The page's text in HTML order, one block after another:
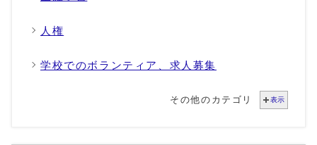
人権
学校でのボランティア、求人募集
その他のカテゴリ 表示